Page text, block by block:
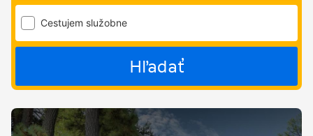
Cestujem služobne
Hľadať